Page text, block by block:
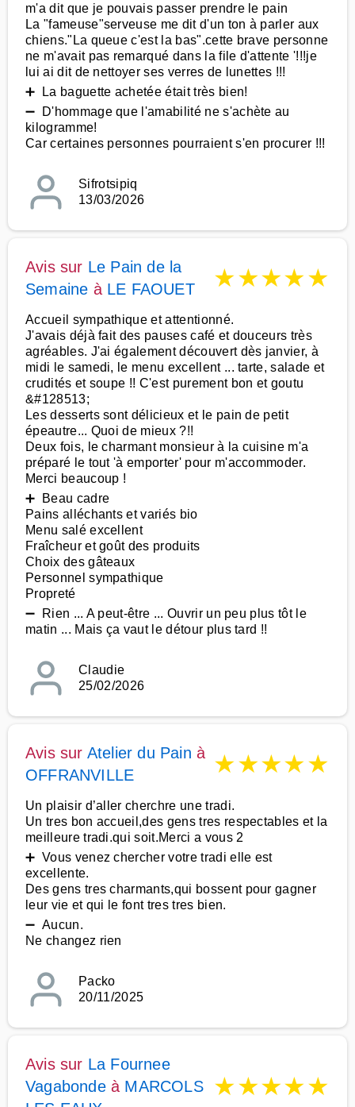
m'a dit que je pouvais passer prendre le pain
La "fameuse"serveuse me dit d'un ton à parler aux
chiens."La queue c'est la bas".cette brave personne
ne m'avait pas remarqué dans la file d'attente '!!!je
lui ai dit de nettoyer ses verres de lunettes !!!
➕ La baguette achetée était très bien!
➖ D'hommage que l'amabilité ne s'achète au
kilogramme!
Car certaines personnes pourraient s'en procurer !!!
Sifrotsipiq
13/03/2026
Avis sur Le Pain de la
Semaine à LE FAOUET ★★★★★
Accueil sympathique et attentionné.
J'avais déjà fait des pauses café et douceurs très
agréables. J'ai également découvert dès janvier, à
midi le samedi, le menu excellent ... tarte, salade et
crudités et soupe !! C'est purement bon et goutu
&#128513;
Les desserts sont délicieux et le pain de petit
épeautre... Quoi de mieux ?!!
Deux fois, le charmant monsieur à la cuisine m'a
préparé le tout 'à emporter' pour m'accommoder.
Merci beaucoup !
➕ Beau cadre
Pains alléchants et variés bio
Menu salé excellent
Fraîcheur et goût des produits
Choix des gâteaux
Personnel sympathique
Propreté
➖ Rien ... A peut-être ... Ouvrir un peu plus tôt le
matin ... Mais ça vaut le détour plus tard !!
Claudie
25/02/2026
Avis sur Atelier du Pain à
OFFRANVILLE
★★★★★
Un plaisir d’aller cherchre une tradi.
Un tres bon accueil,des gens tres respectables et la
meilleure tradi.qui soit.Merci a vous 2
➕ Vous venez chercher votre tradi elle est
excellente.
Des gens tres charmants,qui bossent pour gagner
leur vie et qui le font tres tres bien.
➖ Aucun.
Ne changez rien
Packo
20/11/2025
Avis sur La Fournee
Vagabondeà MARCOLS
★★★★★